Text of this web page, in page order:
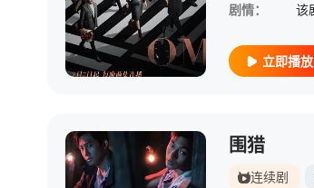
剧情：
立即播放
围猎
连续剧